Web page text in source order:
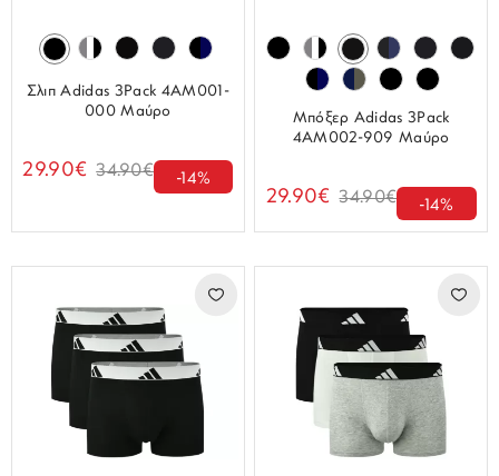
Σλιπ Adidas 3Pack 4AM001-
000 Μαύρο
29.90€ 34.90€ -14%
Μπόξερ Adidas 3Pack
4AM002-909 Μαύρο
29.90€ 34.90€ -14%